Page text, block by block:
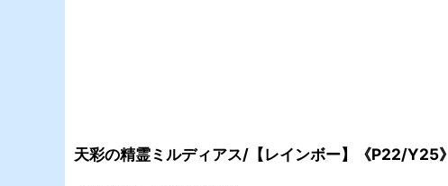
天彩の精霊ミルディアス/【レインボー】《P22/Y25》